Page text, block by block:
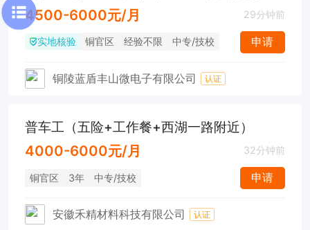
4500-6000元/月 29分钟前
实地核验 铜官区 经验不限 中专/技校 申请
铜陵蓝盾丰山微电子有限公司 认证
普车工（五险+工作餐+西湖一路附近）
4000-6000元/月 32分钟前
铜官区 3年 中专/技校 申请
安徽禾精材料科技有限公司 认证